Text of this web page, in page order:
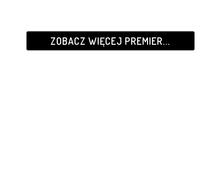
ZOBACZ WIĘCEJ PREMIER...